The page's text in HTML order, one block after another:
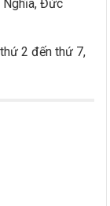
Nghĩa, Đức
2 đến thứ 7,